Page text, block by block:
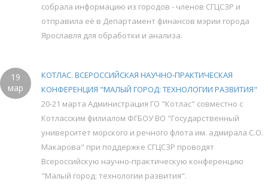
собрала информацию из городов - членов СГЦСЗР и
отправила её в Департамент финансов мэрии города
Ярославля для обработки и анализа.
19
мар
КОТЛАС. ВСЕРОССИЙСКАЯ НАУЧНО-ПРАКТИЧЕСКАЯ
КОНФЕРЕНЦИЯ "МАЛЫЙ ГОРОД: ТЕХНОЛОГИИ РАЗВИТИЯ"
20-21 марта Администрация ГО "Котлас" совместно с
Котласским филиалом ФГБОУ ВО "Государственный
университет морского и речного флота им. адмирала С.О.
Макарова" при поддержке СГЦСЗР проводят
Всероссийскую научно-практическую конференцию
"Малый город: технологии развития".